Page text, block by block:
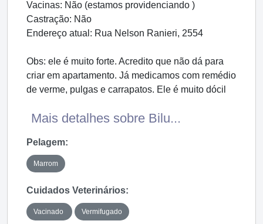
Vacinas: Não (estamos providenciando )
Castração: Não
Endereço atual: Rua Nelson Ranieri, 2554
Obs: ele é muito forte. Acredito que não dá para
criar em apartamento. Já medicamos com remédio
de verme, pulgas e carrapatos. Ele é muito dócil
Mais detalhes sobre Bilu...
Pelagem:
Marrom
Cuidados Veterinários:
Vacinado Vermifugado